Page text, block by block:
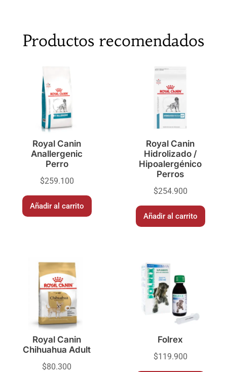
Productos recomendados
Royal Canin
Anallergenic
Perro
$259.100
Añadir al carrito
Royal Canin
Hidrolizado /
Hipoalergénico
Perros
$254.900
Añadir al carrito
Royal Canin
Chihuahua Adult
$80.300
Folrex
$119.900